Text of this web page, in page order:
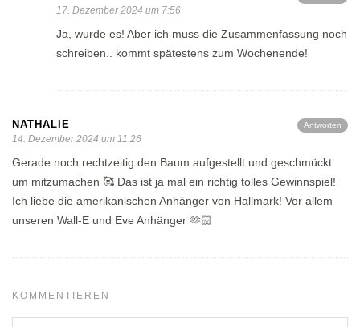
17. Dezember 2024 um 7:56
Ja, wurde es! Aber ich muss die Zusammenfassung noch
schreiben.. kommt spätestens zum Wochenende!
Antworten
NATHALIE
14. Dezember 2024 um 11:26
Gerade noch rechtzeitig den Baum aufgestellt und geschmückt
um mitzumachen 🥰 Das ist ja mal ein richtig tolles Gewinnspiel!
Ich liebe die amerikanischen Anhänger von Hallmark! Vor allem
unseren Wall-E und Eve Anhänger 🫶🏻
KOMMENTIEREN